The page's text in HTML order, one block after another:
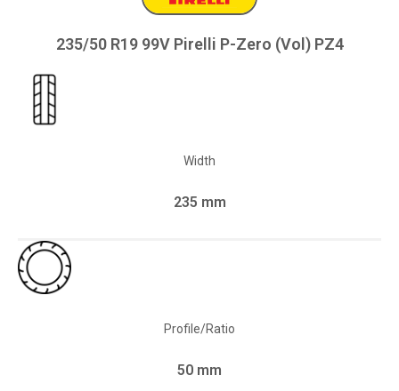
235/50 R19 99V Pirelli P-Zero (Vol) PZ4
Width
235 mm
Profile/Ratio
50 mm